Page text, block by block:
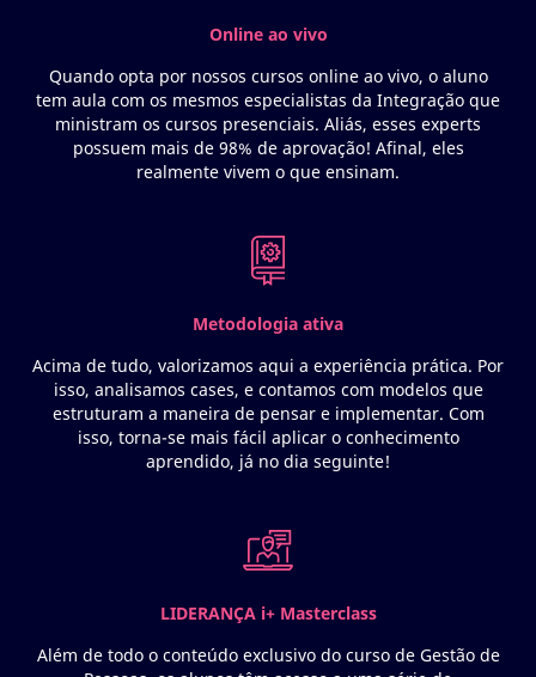
Online ao vivo
Quando opta por nossos cursos online ao vivo, o aluno
tem aula com os mesmos especialistas da Integração que
ministram os cursos presenciais. Aliás, esses experts
possuem mais de 98% de aprovação! Afinal, eles
realmente vivem o que ensinam.
Metodologia ativa
Acima de tudo, valorizamos aqui a experiência prática. Por
isso, analisamos cases, e contamos com modelos que
estruturam a maneira de pensar e implementar. Com
isso, torna-se mais fácil aplicar o conhecimento
aprendido, já no dia seguinte!
LIDERANÇA i+ Masterclass
Além de todo o conteúdo exclusivo do curso de Gestão de